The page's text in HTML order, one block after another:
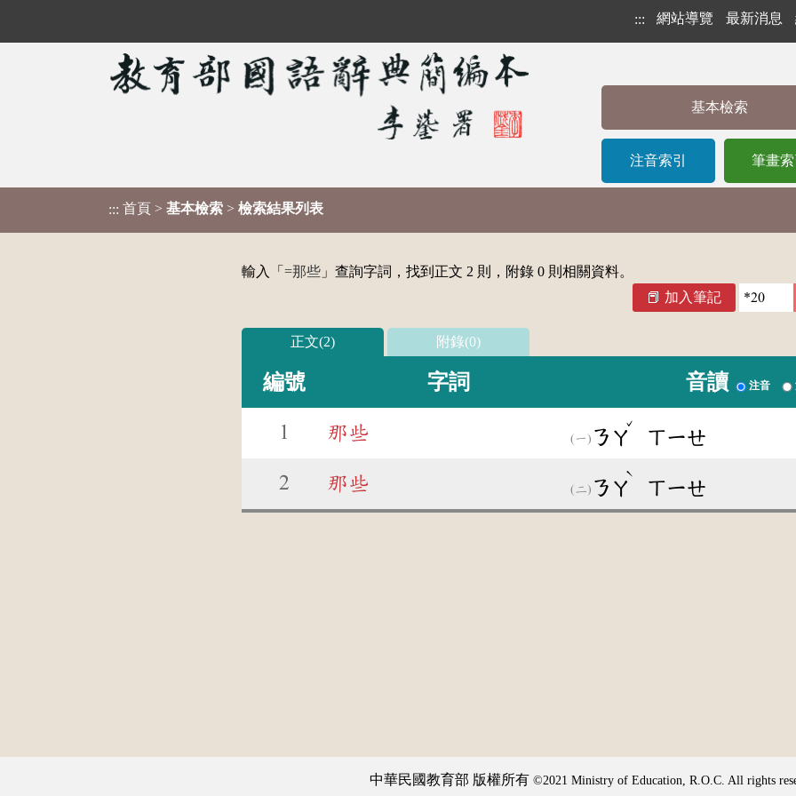
::: 網站導覽 最新消息
基本檢索
注音索引 筆畫索
::: 首頁 > 基本檢索 > 檢索結果列表
輸入「 =那些 」查詢字詞，找到正文 2 則，附錄 0 則相關資料。
加入筆記
正文(2) 附錄(0)
編號 字詞 音讀 注音
1 那些 ㄋㄚ
ˇ
ㄒㄧㄝ
2 那些 ㄋㄚ
ˋ
ㄒㄧㄝ
中華民國教育部 版權所有 ©2021 Ministry of Education, R.O.C. All rights